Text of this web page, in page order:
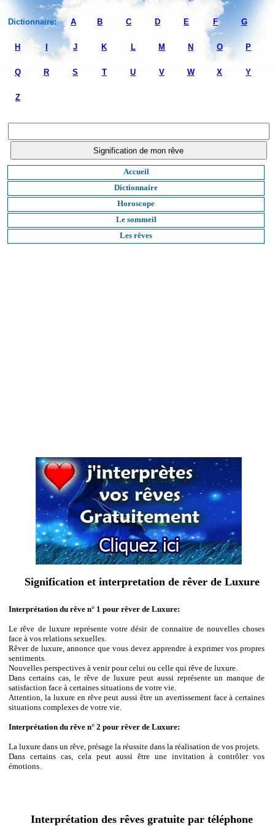
Dictionnaire: A B C D E F G
H J K L M N O P
Q R S T U V W X Y
Z
Accueil
Dictionnaire
Horoscope
Le sommeil
Les rêves
Signification et interpretation de rêver de Luxure
Interprétation du rêve n° 1 pour rêver de Luxure:
Le rêve de luxure représente votre désir de connaitre de nouvelles choses
face à vos relations sexuelles.
Rêver de luxure, annonce que vous devez apprendre à exprimer vos propres
sentiments.
Nouvelles perspectives à venir pour celui ou celle qui rêve de luxure.
Dans certains cas, le rêve de luxure peut aussi représente un manque de
satisfaction face à certaines situations de votre vie.
Attention, la luxure en rêve peut aussi être un avertissement face à certaines
situations complexes de votre vie.
Interprétation du rêve n° 2 pour rêver de Luxure:
La luxure dans un rêve, présage la réussite dans la réalisation de vos projets.
Dans certains cas, cela peut aussi être une invitation à contrôler vos
émotions.
Interprétation des rêves gratuite par téléphone